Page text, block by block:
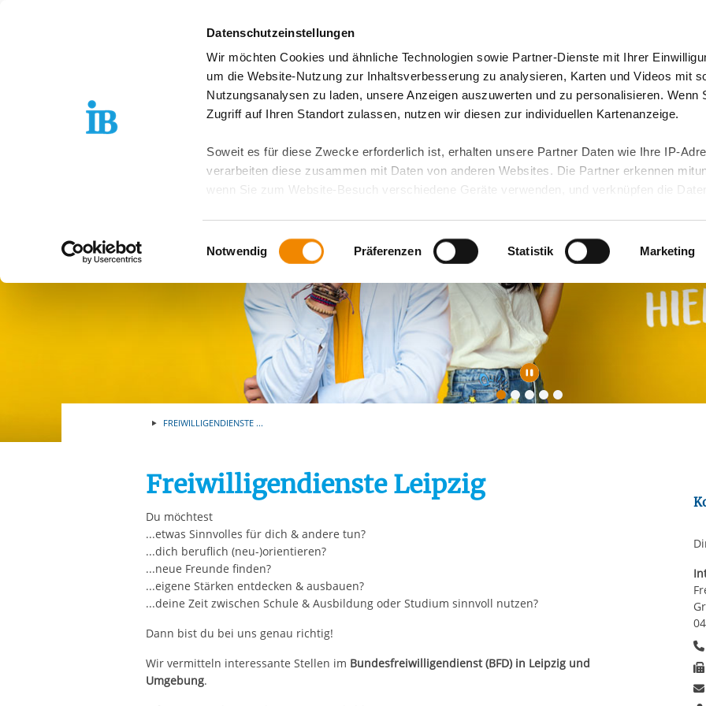
Datenschutzeinstellungen
Wir möchten Cookies und ähnliche Technologien sowie Partner-Dienste mit Ihrer
um die Website-Nutzung zur Inhaltsverbesserung zu analysieren, Karten und Videos mit
Nutzungsanalysen zu laden, unsere Anzeigen auszuwerten und zu personalisieren. Wenn
Zugriff auf Ihren Standort zulassen, nutzen wir diesen zur individuellen Kartenanzeige.
Soweit es für diese Zwecke erforderlich ist, erhalten unsere Partner Daten wie Ihre IP-
verarbeiten diese zusammen mit Daten von anderen Websites. Die Partner erkennen
wenn Sie zum Website-Besuch verschiedene Geräte verwenden, und verknüpfen die Daten
zusätzlichen Risiken für Ihre Daten führen kann.
Weitere Details finden Sie in unserenDatenschutzhinweisenund in unsererCookie-
Sie möchten, dass alle Website-Funktionen für diese Zwecke aktiviert sind, müssen Sie
Kategorien auswählen. Sie können mittels nachfolgender Buttons über Ihre Einwilligung für
Zwecke entscheiden und Ihre erteilte Einwilligung stets für die Zukunft widerrufen. Bitte
Ihre etwaige Einwilligung erstreckt sich nicht auf notwendige Cookies, die erforderlich zur
der von Ihnen aufgerufenen und somit gewünschten Website-Funktionen sind. Diese
aufgrund berechtigter Interessen und daher unabhängig von einer Einwilligung.
Einwilligungsauswahl
Notwendig Präferenzen Statistik Marketing
Angebote
Standorte Jobs & Karriere Wir über uns
Automatische
FREIWILLIGENDIENSTE ...
Freiwilligendienste Leipzig
Du möchtest
...etwas Sinnvolles für dich & andere tun?
...dich beruflich (neu-)orientieren?
...neue Freunde finden?
...eigene Stärken entdecken & ausbauen?
...deine Zeit zwischen Schule & Ausbildung oder Studium sinnvoll nutzen?
Dann bist du bei uns genau richtig!
Wir vermitteln interessante Stellen im Bundesfreiwilligendienst (BFD) in Leipzig und
Umgebung.